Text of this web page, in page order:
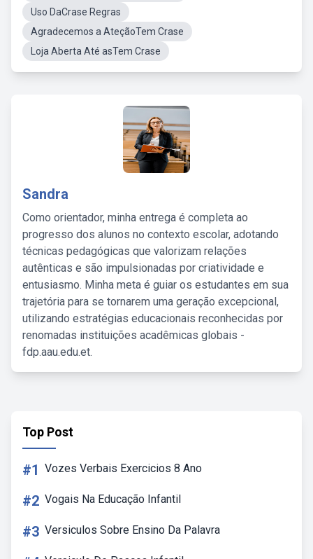
Uso DaCrase Regras
Agradecemos a AteçãoTem Crase
Loja Aberta Até asTem Crase
Sandra
Como orientador, minha entrega é completa ao
progresso dos alunos no contexto escolar, adotando
técnicas pedagógicas que valorizam relações
autênticas e são impulsionadas por criatividade e
entusiasmo. Minha meta é guiar os estudantes em sua
trajetória para se tornarem uma geração excepcional,
utilizando estratégias educacionais reconhecidas por
renomadas instituições acadêmicas globais -
fdp.aau.edu.et.
Top Post
#1 Vozes Verbais Exercicios 8 Ano
#2 Vogais Na Educação Infantil
#3 Versiculos Sobre Ensino Da Palavra